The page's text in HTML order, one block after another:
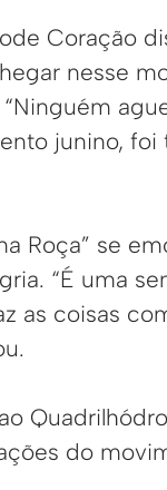
Coração
nesse
junino,
Roça” se
“É uma
as coisas
do